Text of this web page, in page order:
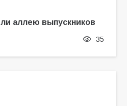
аллею выпускников
35